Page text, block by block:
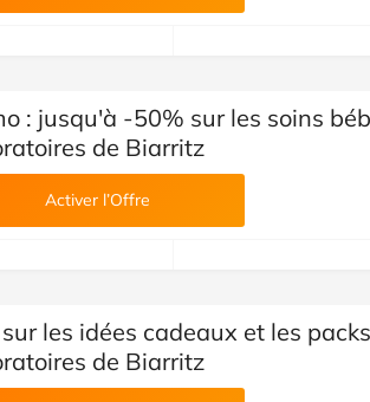
: jusqu'à -50% sur les soins
de Biarritz
Activer l’Offre
les idées cadeaux et les
de Biarritz